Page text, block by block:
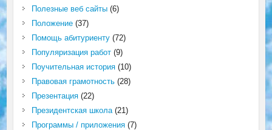
Полезные веб сайты(6)
Положение(37)
Помощь абитуриенту(72)
Популяризация работ(9)
Поучительная история(10)
Правовая грамотность(28)
Презентация(22)
Президентская школа(21)
Программы / приложения(7)